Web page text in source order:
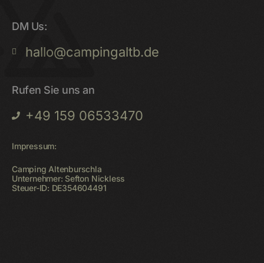
DM Us:
hallo@campingaltb.de
Rufen Sie uns an
+49 159 06533470
Impressum:
Camping Altenburschla
Unternehmer: Sefton Nickless
Steuer-ID: DE354604491